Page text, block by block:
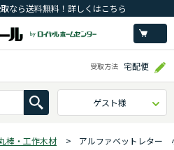
なら送料無料！詳しくはこちら
受取方法 宅配便
ゲスト様
棒・工作木材 > アルファベットレタ